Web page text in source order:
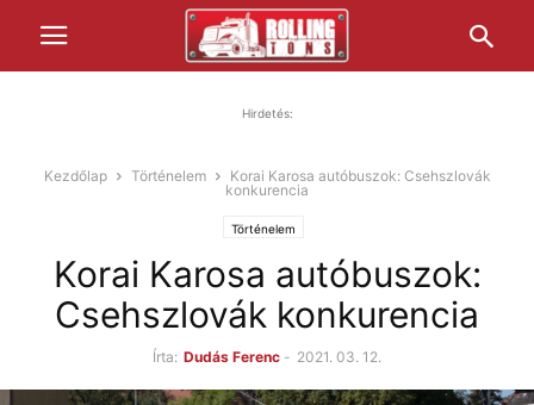
Hirdetés:
Kezdőlap Történelem
Korai Karosa autóbuszok: Csehszlovák
konkurencia
Történelem
Korai Karosa autóbuszok:
Csehszlovák konkurencia
Írta: Dudás Ferenc - 2021. 03. 12.